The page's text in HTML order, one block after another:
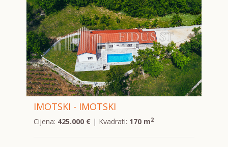
IMOTSKI - IMOTSKI
Cijena: 425.000 €| Kvadrati: 170 m2